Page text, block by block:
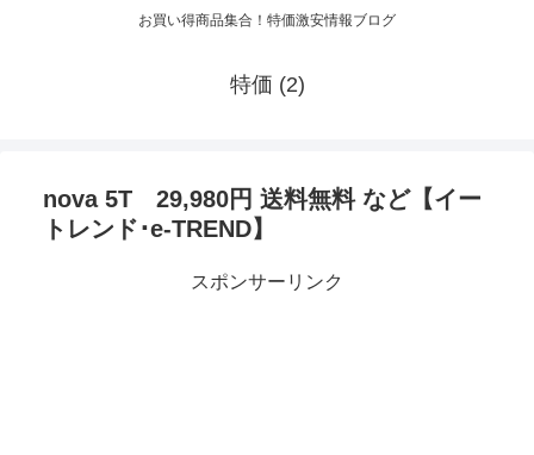
お買い得商品集合！特価激安情報ブログ
特価 (2)
nova 5T 29,980円 送料無料 など【イー
トレンド･e-TREND】
スポンサーリンク